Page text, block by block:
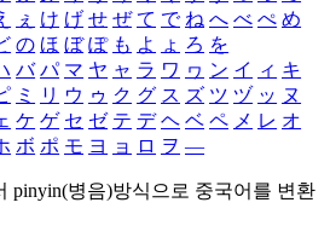
ぇ け げ せ ぜ て で ね へ べ ぺ め
の ほ ぼ ぽ も よ ょ ろ を
バ パ マ ヤ ャ ラ ワ ヮ ン イ ィ キ
ミ リ ウ ゥ ク グ ス ズ ツ ヅ ッ ヌ
ケ ゲ セ ゼ テ デ ヘ ベ ペ メ レ オ
ボ ポ モ ヨ ョ ロ ヲ ―
pinyin(병음)방식으로 중국어를 변환